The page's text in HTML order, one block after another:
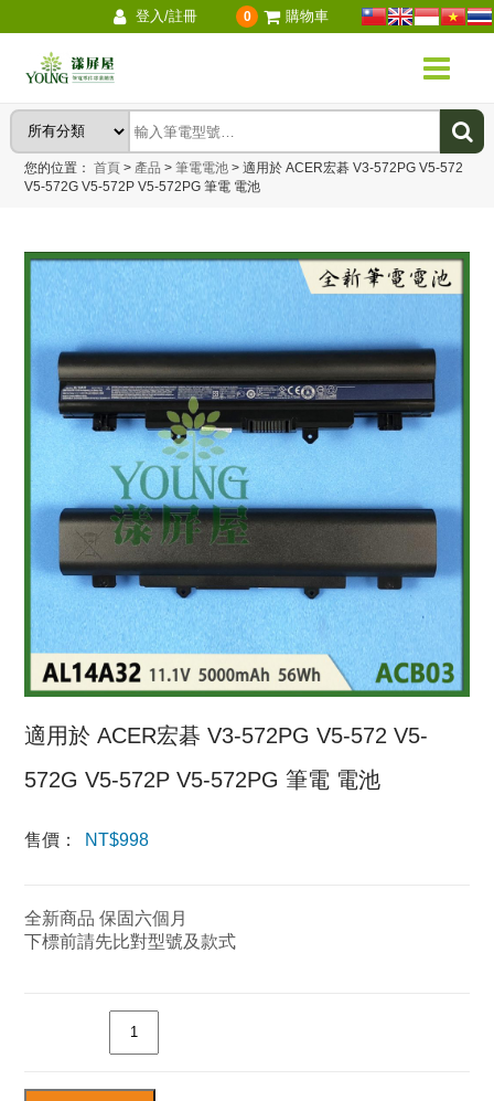
登入/註冊 0 購物車
您的位置：首頁 > 產品 > 筆電電池 > 適用於 ACER宏碁 V3-572PG V5-572
V5-572G V5-572P V5-572PG 筆電 電池
適用於 ACER宏碁 V3-572PG V5-572 V5-
572G V5-572P V5-572PG 筆電 電池
售價： NT$998
全新商品 保固六個月
下標前請先比對型號及款式